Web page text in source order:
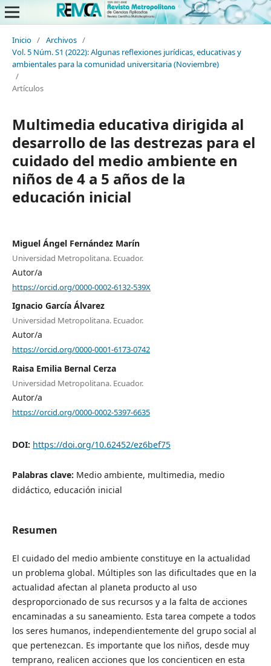
Inicio / Archivos /
Vol. 5 Núm. S1 (2022): Algunas reflexiones jurídicas, educativas y
ambientales para la comunidad universitaria (Noviembre)
/
Artículos
Multimedia educativa dirigida al
desarrollo de las destrezas para el
cuidado del medio ambiente en
niños de 4 a 5 años de la
educación inicial
Miguel Ángel Fernández Marín
Universidad Metropolitana. Ecuador.
Autor/a
https://orcid.org/0000-0002-6132-539X
Ignacio García Álvarez
Universidad Metropolitana. Ecuador.
Autor/a
https://orcid.org/0000-0001-6173-0742
Raisa Emilia Bernal Cerza
Universidad Metropolitana. Ecuador.
Autor/a
https://orcid.org/0000-0002-5397-6635
DOI: https://doi.org/10.62452/ez6bef75
Palabras clave: Medio ambiente, multimedia, medio
didáctico, educación inicial
Resumen
El cuidado del medio ambiente constituye en la actualidad
un problema global. Múltiples son las dificultades que en la
actualidad afectan al planeta producto al uso
desproporcionado de sus recursos y a la falta de acciones
encaminadas a su saneamiento. Esta tarea compete a todos
los seres humanos, independientemente del grupo social al
que pertenezcan. Es importante que los niños, desde muy
temprano, realicen acciones que los concienticen en esta